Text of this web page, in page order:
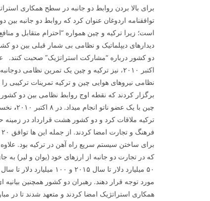
برای بالا بردن روابط دو جانبه در سطح همکاری
توافق­نامه اردوغان عنوان کرد که روابط دو جانبه
است؛ زیرا ترکیه و چین همواره “احترام متقابل و
دو کشور درباره “مشارکت استراتژیک” صحبت کنند.
اکتبر ۲۰۱۰، نیز ترکیه و چین یک تمرین نظامی
نظامی نیروهای هوایی چین و ترکیه تمرینات ترکیبی
برگزار کردند که نقطه اوج روابط نظامی بین دو
چین با یک عضو ناتو انجام می­داد. در ۸ اکتبر ۲۰۱۰
،
ترکیه ملاقات کرد و دو کشور هشت قرارداد در زمینه
برای ساختن سیستم سریع راه آهن در ترکیه بود. علاوه
که در تجارت دو جانبه از ارزهای خود (یوان و لیر) به
مورد توجه قرار دهند. رهبران دو کشور همچنین بیانیه
همکاری استراتژیک امضا کردند و متعهد شدند تا در